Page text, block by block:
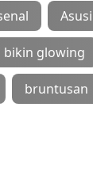
bikin glowing
bruntusan